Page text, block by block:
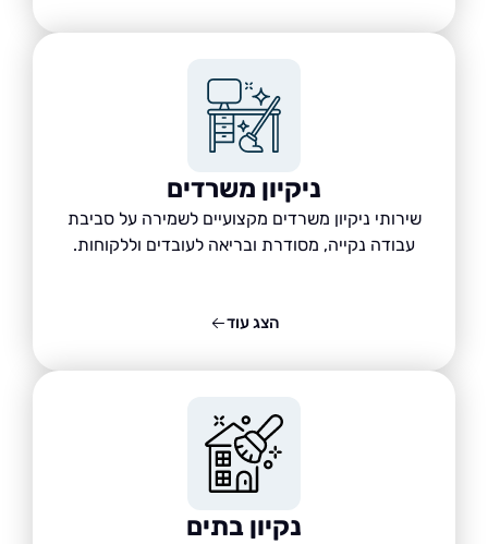
ניקיון משרדים
שירותי ניקיון משרדים מקצועיים לשמירה על סביבת
עבודה נקייה, מסודרת ובריאה לעובדים וללקוחות.
נקיון בתים